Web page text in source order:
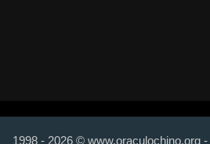
1998 - 2026 © www.oraculochino.org